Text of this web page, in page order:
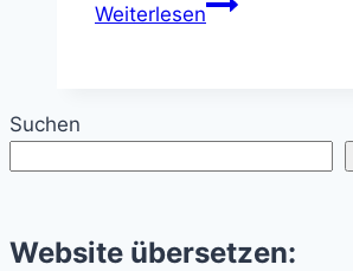
Weiterlesen
Suchen
Website übersetzen: